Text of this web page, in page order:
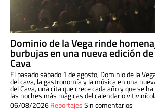
Dominio de la Vega rinde
burbujas en una nueva edición
Cava
El pasado sábado 1 de agosto, Dominio de la
del cava, la gastronomía y la música en una
del Cava, una cita que crece cada año y que se
las noches más mágicas del calendario
06/08/2026ReportajesSin comentarios